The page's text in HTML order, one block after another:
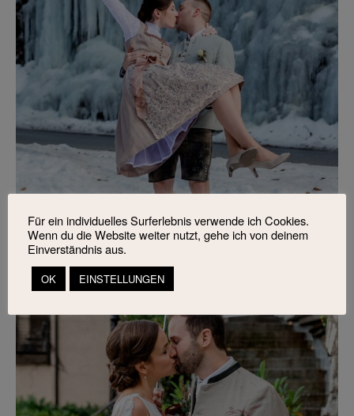
Für ein individuelles Surferlebnis verwende ich Cookies.
Wenn du die Website weiter nutzt, gehe ich von deinem
Einverständnis aus.
OK EINSTELLUNGEN